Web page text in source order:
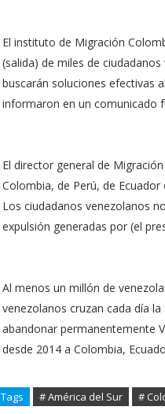
El instituto de Migración
(salida) de miles de
buscarán soluciones efectivas
informaron en un comunicado
El director general de
Colombia, de Perú, de
Los ciudadanos venezolanos
expulsión generadas por (el
Al menos un millón de
venezolanos cruzan cada día
abandonar permanentemente
desde 2014 a Colombia,
Tags # América del Sur #